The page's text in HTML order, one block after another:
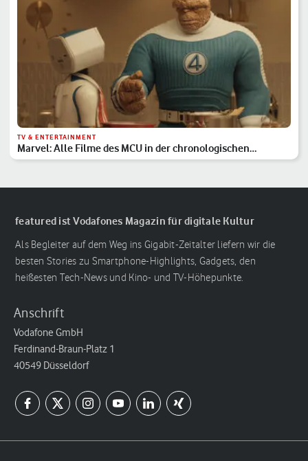
TV & ENTERTAINMENT
Marvel: Alle Filme des MCU in der chronologischen
Reihenfolge
featured ist Vodafones Magazin für digitale Kultur
Als Begleiter auf dem Weg ins Gigabit-Zeitalter liefern wir die
besten Stories zu Smartphone-Highlights, Gadgets, den
heißesten Tech-News und Kino- und TV-Höhepunkte.
Anschrift
Vodafone GmbH
Ferdinand-Braun-Platz 1
40549 Düsseldorf